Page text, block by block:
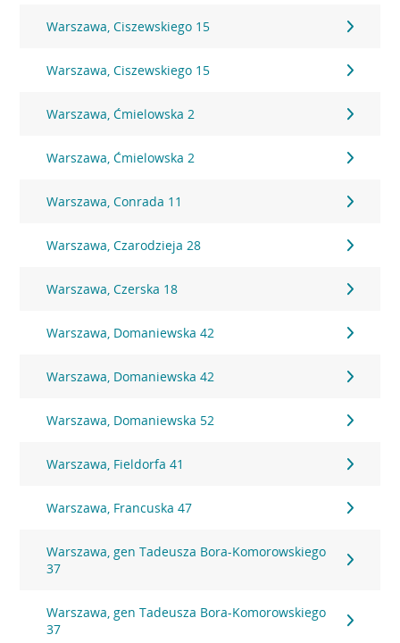
Warszawa, Ciszewskiego 15
Warszawa, Ciszewskiego 15
Warszawa, Ćmielowska 2
Warszawa, Ćmielowska 2
Warszawa, Conrada 11
Warszawa, Czarodzieja 28
Warszawa, Czerska 18
Warszawa, Domaniewska 42
Warszawa, Domaniewska 42
Warszawa, Domaniewska 52
Warszawa, Fieldorfa 41
Warszawa, Francuska 47
Warszawa, gen Tadeusza Bora-Komorowskiego
37
Warszawa, gen Tadeusza Bora-Komorowskiego
37